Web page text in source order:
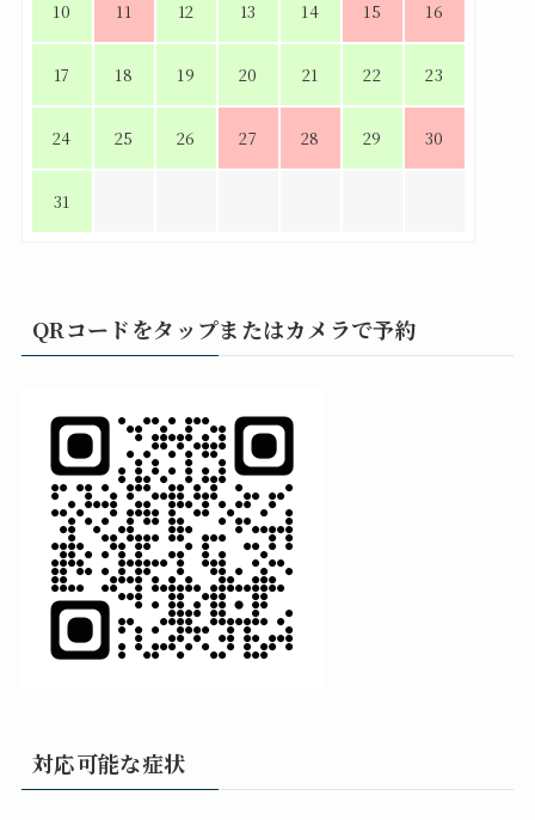
10 11 12 13 14 15 16
17 18 19 20 21 22 23
24 25 26 27 28 29 30
31
QRコードをタップまたはカメラで予約
対応可能な症状